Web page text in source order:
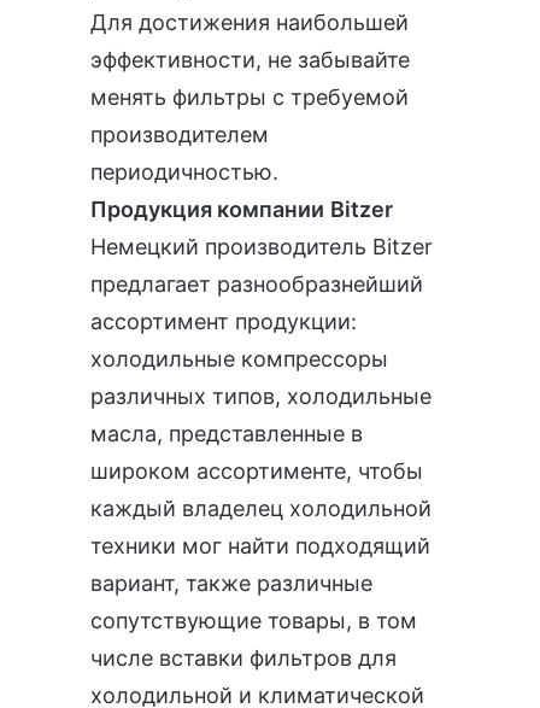
Для достижения наибольшей
эффективности, не забывайте
менять фильтры с требуемой
производителем
периодичностью.
Продукция компании Bitzer
Немецкий производитель Bitzer
предлагает разнообразнейший
ассортимент продукции:
холодильные компрессоры
различных типов, холодильные
масла, представленные в
широком ассортименте, чтобы
каждый владелец холодильной
техники мог найти подходящий
вариант, также различные
сопутствующие товары, в том
числе вставки фильтров для
холодильной и климатической